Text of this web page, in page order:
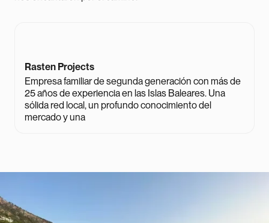
Rasten Projects
Empresa familiar de segunda generación con más de
25 años de experiencia en las Islas Baleares. Una
sólida red local, un profundo conocimiento del
mercado y una